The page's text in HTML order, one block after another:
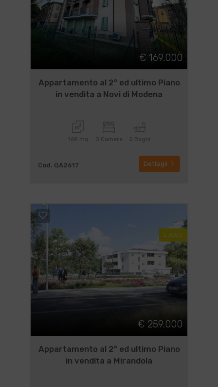
€ 169.000
Appartamento al 2° ed ultimo Piano
in vendita a Novi di Modena
168 mq 3 Camere 2 Bagni
Cod. QA2617 Dettagli
LUSSO
€ 259.000
Appartamento al 2° ed ultimo Piano
in vendita a Mirandola